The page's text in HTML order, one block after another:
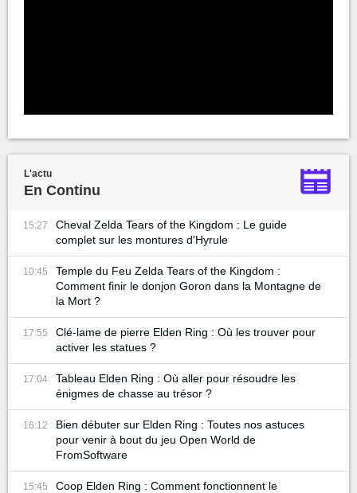
L'actu
En Continu
15:27
Cheval Zelda Tears of the Kingdom : Le guide
complet sur les montures d'Hyrule
10:45
Temple du Feu Zelda Tears of the Kingdom :
Comment finir le donjon Goron dans la Montagne de
la Mort ?
17:55
Clé-lame de pierre Elden Ring : Où les trouver pour
activer les statues ?
17:04
Tableau Elden Ring : Où aller pour résoudre les
énigmes de chasse au trésor ?
16:12
Bien débuter sur Elden Ring : Toutes nos astuces
pour venir à bout du jeu Open World de
FromSoftware
15:45
Coop Elden Ring : Comment fonctionnent le